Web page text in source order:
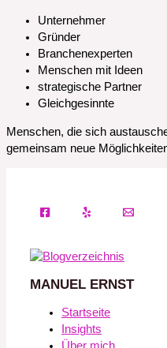
Unternehmer
Gründer
Branchenexperten
Menschen mit Ideen
strategische Partner
Gleichgesinnte
Menschen, die sich
gemeinsam neue
MANUEL ERNST
Startseite
Insights